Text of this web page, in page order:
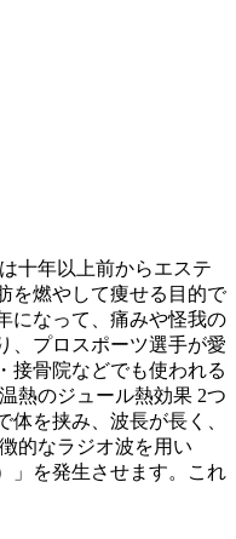
十年以上前からエステ
を燃やして痩せる目的で
になって、痛みや怪我の
、プロスポーツ選手が愛
接骨院などでも使われる
熱のジュール熱効果 2つ
を挟み、波長が長く、
的なラジオ波を用い
」を発生させます。これ